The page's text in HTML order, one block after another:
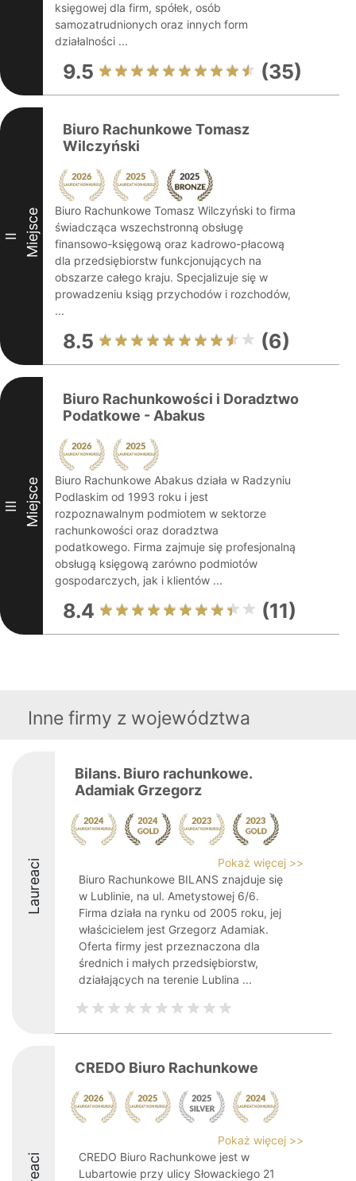
księgowej dla firm, spółek, osób
samozatrudnionych oraz innych form
działalności ...
9.5 (35)
II Miejsce
Biuro Rachunkowe Tomasz
Wilczyński
Biuro Rachunkowe Tomasz Wilczyński to firma
świadcząca wszechstronną obsługę
finansowo-księgową oraz kadrowo-płacową
dla przedsiębiorstw funkcjonujących na
obszarze całego kraju. Specjalizuje się w
prowadzeniu ksiąg przychodów i rozchodów,
...
8.5 (6)
III Miejsce
Biuro Rachunkowości i Doradztwo
Podatkowe - Abakus
Biuro Rachunkowe Abakus działa w Radzyniu
Podlaskim od 1993 roku i jest
rozpoznawalnym podmiotem w sektorze
rachunkowości oraz doradztwa
podatkowego. Firma zajmuje się profesjonalną
obsługą księgową zarówno podmiotów
gospodarczych, jak i klientów ...
8.4 (11)
Inne firmy z województwa
Laureaci
Bilans. Biuro rachunkowe.
Adamiak Grzegorz
Pokaż więcej >>
Biuro Rachunkowe BILANS znajduje się
w Lublinie, na ul. Ametystowej 6/6.
Firma działa na rynku od 2005 roku, jej
właścicielem jest Grzegorz Adamiak.
Oferta firmy jest przeznaczona dla
średnich i małych przedsiębiorstw,
działających na terenie Lublina ...
CREDO Biuro Rachunkowe
Pokaż więcej >>
CREDO Biuro Rachunkowe jest w
Lubartowie przy ulicy Słowackiego 21